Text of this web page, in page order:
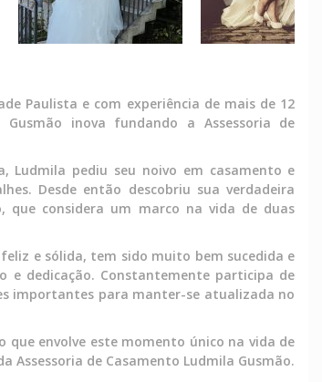
Paulista e com experiência de mais de 12
inova fundando a Assessoria de
Ludmila pediu seu noivo em casamento e
Desde então descobriu sua verdadeira
que considera um marco na vida de duas
e sólida, tem sido muito bem sucedida e
e dedicação. Constantemente participa de
importantes para manter-se atualizada no
envolve este momento único na vida de
Assessoria de Casamento Ludmila Gusmão.